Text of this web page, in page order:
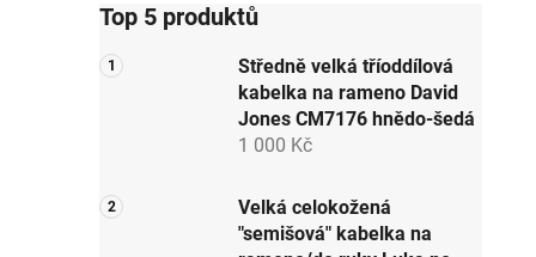
o
s
t
n
Top 5 produktů
Středně velká tříoddílová
kabelka na rameno David
Jones CM7176 hnědo-šedá
1 000 Kč
Velká celokožená
"semišová" kabelka na